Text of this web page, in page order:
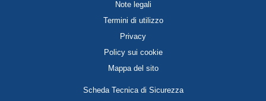
Note legali
Termini di utilizzo
Privacy
Policy sui cookie
Mappa del sito
Scheda Tecnica di Sicurezza